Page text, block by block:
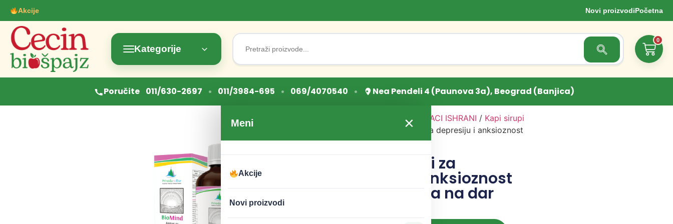
Akcije Novi proizvodiPočetna
Kategorije
Search
for:
Search Button
0
Poručite 011/630-2697 • 011/3984-695 • 069/4070540 • Nea Pendeli 4 (Paunova 3a), Beograd (Banjica)
Meni ×
Akcije
Novi proizvodi
LEKOVITI DODACI ISHRANI / Kapi sirupi
/ BioMind kapi za depresiju i anksioznost
100ml Priroda na dar
BioMind kapi za
depresiju i anksioznost
100ml Priroda na dar